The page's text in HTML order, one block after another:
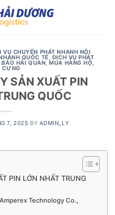
VỤ CHUYỂN PHÁT NHANH NỘI
QUỐC TẾ, DỊCH VỤ PHÁT
BÁO HẢI QUAN,MUA HÀNG HỘ,
CƯNG
SẢN XUẤT PIN
QUỐC
7, 2025 BY ADMIN_LY
PIN LỚN NHẤT TRUNG
Technology Co.,